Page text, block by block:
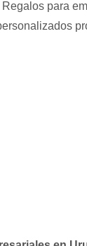
para